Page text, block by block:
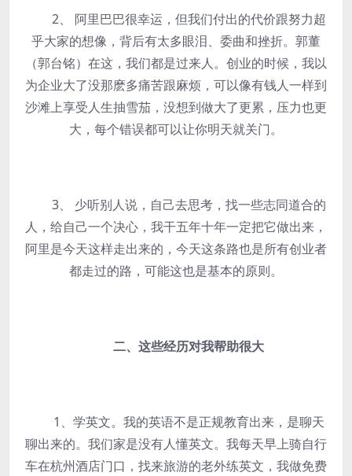
2、 阿里巴巴很幸运，但我们付出的代价跟努力超
乎大家的想像，背后有太多眼泪、委曲和挫折。郭董
（郭台铭）在这，我们都是过来人。创业的时候，我以
为企业大了没那麽多痛苦跟麻烦，可以像有钱人一样到
沙滩上享受人生抽雪茄，没想到做大了更累，压力也更
大，每个错误都可以让你明天就关门。
3、 少听别人说，自己去思考，找一些志同道合的
人，给自己一个决心，我干五年十年一定把它做出来，
阿里是今天这样走出来的，今天这条路也是所有创业者
都走过的路，可能这也是基本的原则。
二、这些经历对我帮助很大
1、学英文。我的英语不是正规教育出来，是聊天
聊出来的。我们家是没有人懂英文。我每天早上骑自行
车在杭州酒店门口，找来旅游的老外练英文，我做免费